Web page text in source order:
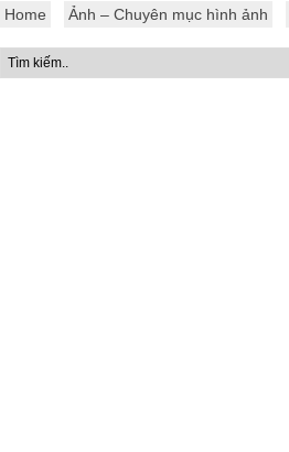
Home Ảnh – Chuyên mục hình ảnh